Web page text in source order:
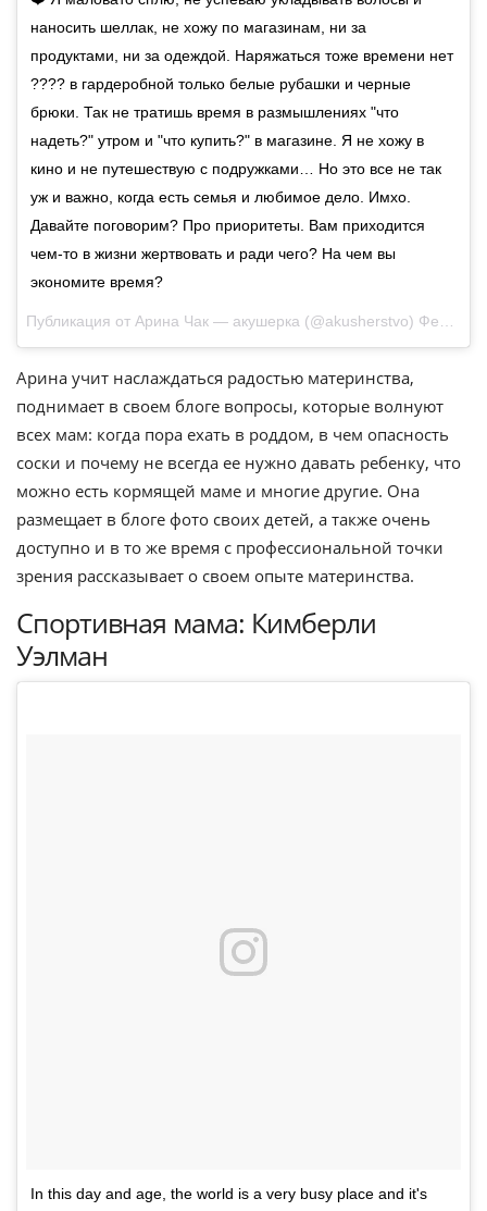
наносить шеллак, не хожу по магазинам, ни за
продуктами, ни за одеждой. Наряжаться тоже времени нет
???? в гардеробной только белые рубашки и черные
брюки. Так не тратишь время в размышлениях "что
надеть?" утром и "что купить?" в магазине. Я не хожу в
кино и не путешествую с подружками… Но это все не так
уж и важно, когда есть семья и любимое дело. Имхо.
Давайте поговорим? Про приоритеты. Вам приходится
чем-то в жизни жертвовать и ради чего? На чем вы
экономите время?
Публикация от Арина Чак — акушерка (@akusherstvo) Фев 17 2016 в 9:28 PST
Арина учит наслаждаться радостью материнства,
поднимает в своем блоге вопросы, которые волнуют
всех мам: когда пора ехать в роддом, в чем опасность
соски и почему не всегда ее нужно давать ребенку, что
можно есть кормящей маме и многие другие. Она
размещает в блоге фото своих детей, а также очень
доступно и в то же время с профессиональной точки
зрения рассказывает о своем опыте материнства.
Спортивная мама: Кимберли
Уэлман
In this day and age, the world is a very busy place and it's